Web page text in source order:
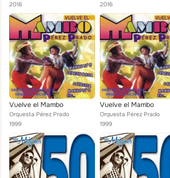
2016
2016
Vuelve el Mambo
Orquesta Pérez Prado
1999
Vuelve el Mambo
Orquesta Pérez Prado
1999